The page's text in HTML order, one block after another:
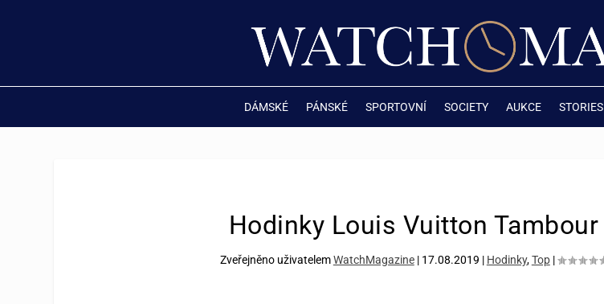
DÁMSKÉ PÁNSKÉ SPORTOVNÍ SOCIETY AUKCE STORIES
Hodinky Louis Vuitton Tambour
Zveřejněno uživatelemWatchMagazine| 17.08.2019 | Hodinky,Top|